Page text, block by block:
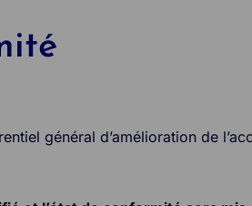
général d’amélioration de